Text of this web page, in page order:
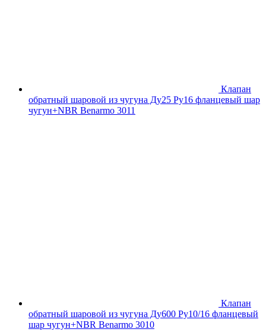
Клапан
обратный шаровой из чугуна Ду25 Ру16 фланцевый шар
чугун+NBR Benarmo 3011
Клапан
обратный шаровой из чугуна Ду600 Ру10/16 фланцевый
шар чугун+NBR Benarmo 3010